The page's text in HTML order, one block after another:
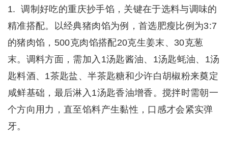
1. 调制好吃的重庆抄手馅，关键在于选料与调味的
精准搭配。以经典猪肉馅为例，首选肥瘦比例为3:7
的猪肉馅，500克肉馅搭配20克生姜末、30克葱
末。调料方面，需加入1汤匙酱油、1汤匙蚝油、1汤
匙料酒、1茶匙盐、半茶匙糖和少许白胡椒粉来奠定
咸鲜基础，最后淋入1汤匙香油增香。搅拌时需朝一
个方向用力，直至馅料产生黏性，口感才会紧实弹
牙。